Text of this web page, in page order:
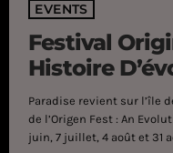
EVENTS
Festival
Histoire
Paradise revient sur l’île
de l’Origen Fest : An
juin, 7 juillet, 4 août et 31